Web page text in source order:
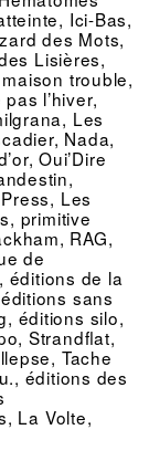
Ici-Bas,
des Mots,
Lisières,
trouble,
l’hiver,
Les
Nada,
Oui’Dire
Les
primitive
RAG,
de
éditions de la
sans
éditions silo,
Strandflat,
Tache
éditions des
La Volte,